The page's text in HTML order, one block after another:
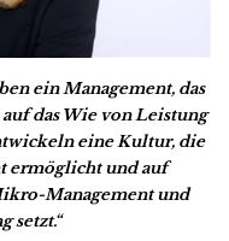
ein Management, das
das Wie von Leistung
eine Kultur, die
ermöglicht und auf
Management und
setzt.“